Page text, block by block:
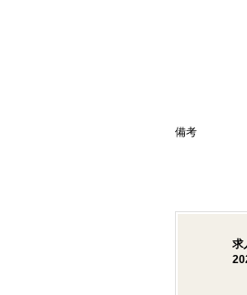
備考
求